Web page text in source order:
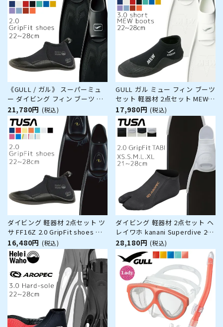
《GULL / ガル》 スーパーミュ
ー ダイビング フィン ブーツ セ
ット 軽器材 2点セット ダイビン
グソックス フルフットフィン ス
キンダイビング スキューバダイ
ビング 軽器材 セット 【Smew-
2.0 GripFit shoes】
21,780円 (税込)
GULL ガル ミュー フィン ブーツ
セット 軽器材 2点セット MEW
フルフットフィン ショート ミュ
ーブーツ ダイビングブーツ シュ
ノーケリング スキンダイビング
スキューバダイビング 【mew-
short_mewB】
17,980円 (税込)
ダイビング 軽器材 2点セット ツ
サ FF16Z 2.0 GripFit shoes フ
ィン マリンシューズ スキューバ
ダイビング シュノーケリング ス
キンダイビング対応 ショートブ
レード 省エネ設計 推進力 2mm
サーフブーツ コード付
16,480円 (税込)
ダイビング 軽器材 2点セット ヘ
レイワホ kanani Superdive 2.0
GripFitTABI フィン マリンソッ
クス スキューバダイビング シュ
ノーケリング スキンダイビング
対応 フルフットフィン 軽量フィ
ン 2mm 足袋型 滑り止
28,180円 (税込)